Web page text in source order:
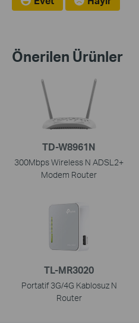
Önerilen Ürünler
TD-W8961N
300Mbps Wireless N ADSL2+
Modem Router
TL-MR3020
Portatif 3G/4G Kablosuz N
Router